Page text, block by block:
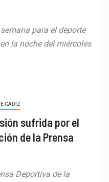
para el deporte
la noche del miércoles
CÁDIZ
sufrida por el
de la Prensa
Deportiva de la